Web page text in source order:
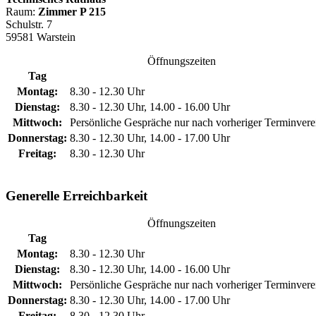
Raum: Zimmer P 215
Schulstr. 7
59581 Warstein
Öffnungszeiten
Tag
Montag:
8.30 - 12.30 Uhr
Dienstag:
8.30 - 12.30 Uhr, 14.00 - 16.00 Uhr
Mittwoch:
Persönliche Gespräche nur nach vorheriger
Donnerstag: 8.30 - 12.30 Uhr, 14.00 - 17.00 Uhr
Freitag:
8.30 - 12.30 Uhr
Generelle Erreichbarkeit
Öffnungszeiten
Tag
Montag:
8.30 - 12.30 Uhr
Dienstag:
8.30 - 12.30 Uhr, 14.00 - 16.00 Uhr
Mittwoch:
Persönliche Gespräche nur nach vorheriger
Donnerstag: 8.30 - 12.30 Uhr, 14.00 - 17.00 Uhr